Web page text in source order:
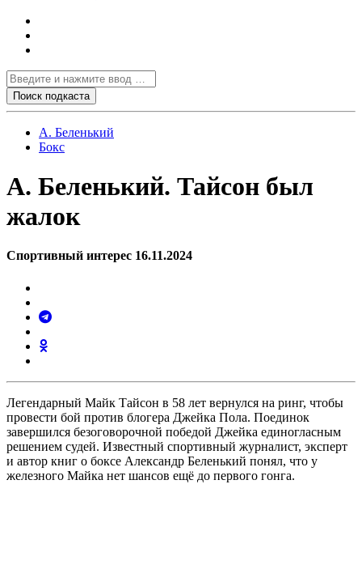
А. Беленький
Бокс
А. Беленький. Тайсон был
жалок
Спортивный интерес 16.11.2024
Легендарный Майк Тайсон в 58 лет вернулся на ринг, чтобы
провести бой против блогера Джейка Пола. Поединок
завершился безоговорочной победой Джейка единогласным
решением судей. Известный спортивный журналист, эксперт
и автор книг о боксе Александр Беленький понял, что у
железного Майка нет шансов ещё до первого гонга.